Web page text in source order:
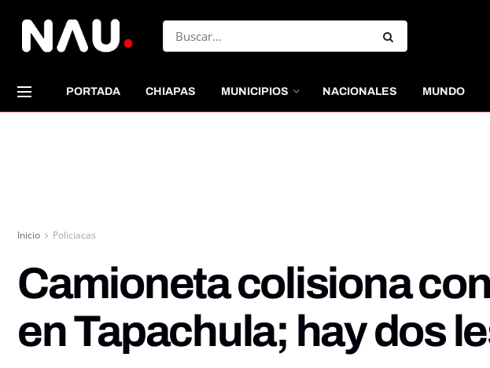
PORTADA CHIAPAS MUNICIPIOS NACIONALES MUNDO
Inicio Policiacas
Camioneta colisiona
en Tapachula; hay dos